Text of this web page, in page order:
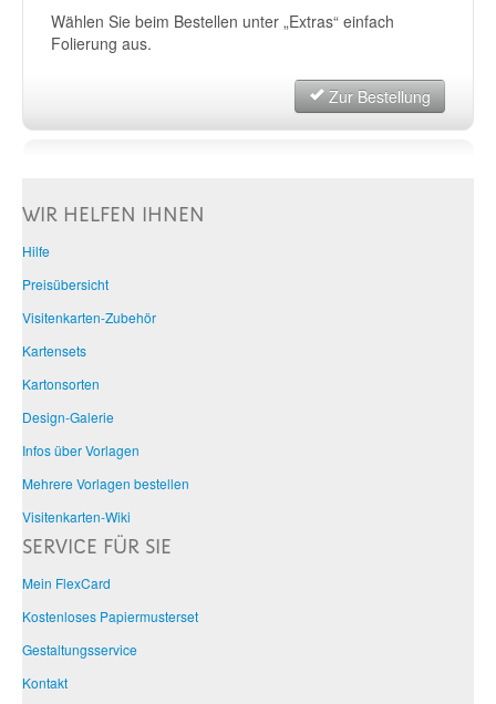
Wählen Sie beim Bestellen unter „Extras“ einfach
Folierung aus.
Zur Bestellung
WIR HELFEN IHNEN
Hilfe
Preisübersicht
Visitenkarten-Zubehör
Kartensets
Kartonsorten
Design-Galerie
Infos über Vorlagen
Mehrere Vorlagen bestellen
Visitenkarten-Wiki
SERVICE FÜR SIE
Mein FlexCard
Kostenloses Papiermusterset
Gestaltungsservice
Kontakt